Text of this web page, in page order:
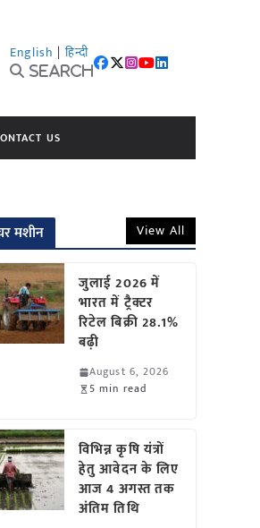
English | हिन्दी
Search
US
मशीन View All
जुलाई 2026 में
भारत में ट्रैक्टर
रिटेल बिक्री 28.1%
बढ़ी
August 6, 2026
5 min read
विभिन्न कृषि यंत्रों
हेतु आवेदन के लिए
आज 4 अगस्त तक
अंतिम तिथि